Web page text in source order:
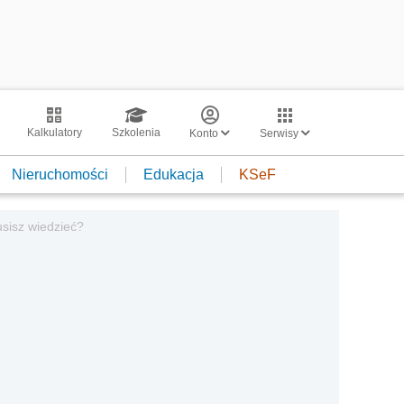
Kalkulatory Szkolenia Konto Serwisy
Nieruchomości Edukacja KSeF
wiedzieć?